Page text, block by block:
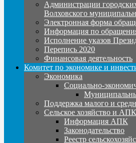
Администрации
Волховского
Электронная форма
Информация по
Исполнение указов
Перепись 2020
Финансовая деятельность
Комитет по экономике и
Экономика
Социально-
Поддержка малого и
Сельское хозяйство и АПК
Информация АПК
Законодательство
Реестр